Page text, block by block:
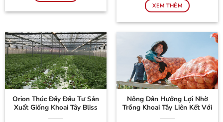
XEM THÊM
Orion Thúc Đẩy Đầu Tư Sản
Xuất Giống Khoai Tây Bliss
Tại Việt Nam
Nông Dân Hưởng Lợi Nhờ
Trồng Khoai Tây Liên Kết Với
Doanh Nghiệp